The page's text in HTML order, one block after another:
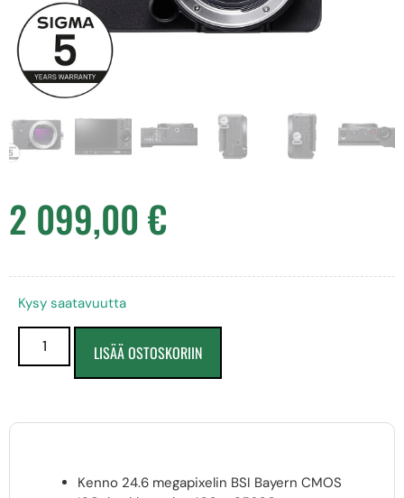
2 099,00€
Kysy saatavuutta
LISÄÄ OSTOSKORIIN
Kenno 24.6 megapixelin BSI Bayern CMOS